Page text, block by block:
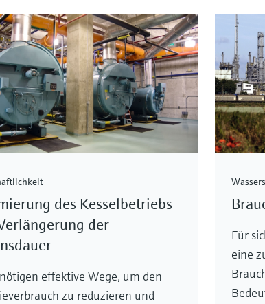
des Kesselbetriebs
der
effektive Wege, um den
zu reduzieren und
Für
eine